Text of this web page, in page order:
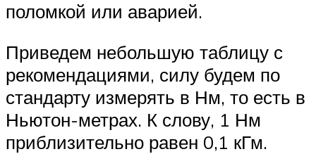
поломкой или аварией.
Приведем небольшую таблицу с
рекомендациями, силу будем по
стандарту измерять в Нм, то есть в
Ньютон-метрах. К слову, 1 Нм
приблизительно равен 0,1 кГм.